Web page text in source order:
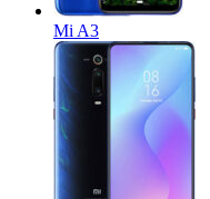
Mi A3